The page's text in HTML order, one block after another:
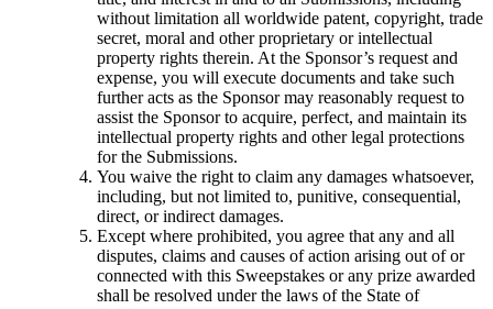
without limitation all worldwide patent, copyright, trade
secret, moral and other proprietary or intellectual
property rights therein. At the Sponsor’s request and
expense, you will execute documents and take such
further acts as the Sponsor may reasonably request to
assist the Sponsor to acquire, perfect, and maintain its
intellectual property rights and other legal protections
for the Submissions.
You waive the right to claim any damages whatsoever,
including, but not limited to, punitive, consequential,
direct, or indirect damages.
Except where prohibited, you agree that any and all
disputes, claims and causes of action arising out of or
connected with this Sweepstakes or any prize awarded
shall be resolved under the laws of the State of